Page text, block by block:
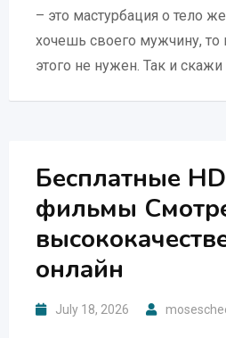
– это мастурбация о тело
хочешь своего мужчину, то
этого не нужен. Так и скажи
Бесплатные
фильмы
онлайн
July 18, 2026